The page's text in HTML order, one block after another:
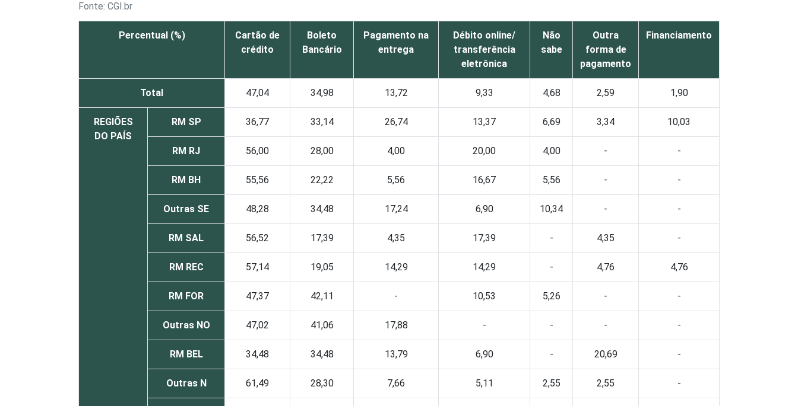
Fonte: CGI.br
Percentual (%)
Cartão de
crédito
Boleto
Bancário
Pagamento na
entrega
Débito online/
transferência
eletrônica
Não
sabe
Outra
forma de
pagamento
Financiamento
Total 47,04 34,98 13,72 9,33 4,68 2,59 1,90
REGIÕES
DO PAÍS
RM SP 36,77 33,14 26,74 13,37 6,69 3,34 10,03
RM RJ 56,00 28,00 4,00 20,00 4,00 - -
RM BH 55,56 22,22 5,56 16,67 5,56 - -
Outras SE 48,28 34,48 17,24 6,90 10,34 - -
RM SAL 56,52 17,39 4,35 17,39 - 4,35 -
RM REC 57,14 19,05 14,29 14,29 - 4,76 4,76
RM FOR 47,37 42,11 - 10,53 5,26 - -
Outras NO 47,02 41,06 17,88 - - - -
RM BEL 34,48 34,48 13,79 6,90 - 20,69 -
Outras N 61,49 28,30 7,66 5,11 2,55 2,55 -